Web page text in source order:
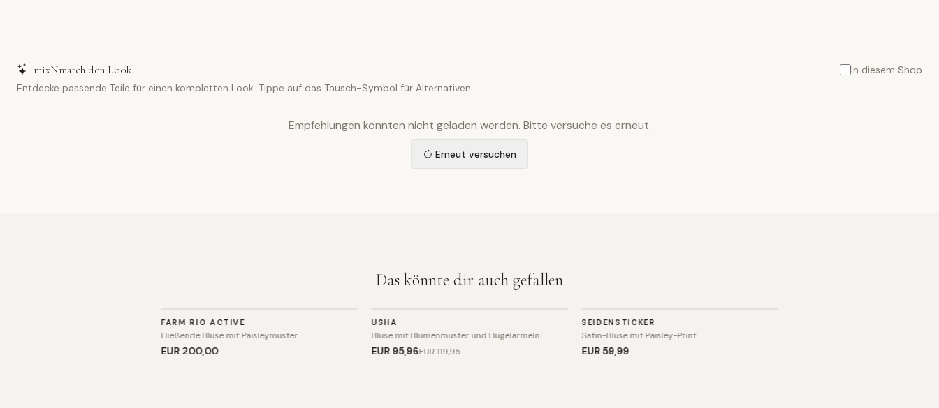
mixNmatch den Look
In diesem Shop
Entdecke passende Teile für einen kompletten Look. Tippe auf das Tausch-Symbol für Alternativen.
Empfehlungen konnten nicht geladen werden. Bitte versuche es erneut.
Erneut versuchen
Das könnte dir auch gefallen
FARM RIO ACTIVE
Fließende Bluse mit Paisleymuster
EUR 200,00
SALE
USHA
Bluse mit Blumenmuster und Flügelärmeln
EUR 95,96EUR 119,95
SEIDENSTICKER
Satin-Bluse mit Paisley-Print
EUR 59,99